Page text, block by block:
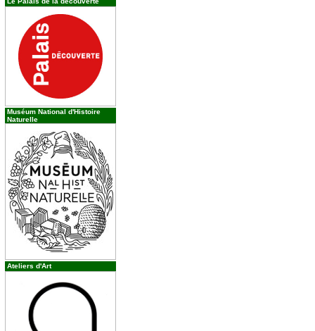
Muséum National d'Histoire
Naturelle
Ateliers d'Art